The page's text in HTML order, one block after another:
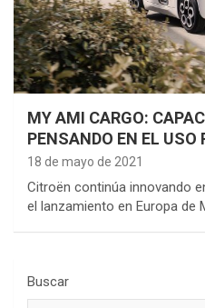
MY AMI CARGO:
PENSANDO EN EL USO
18 de mayo de 2021
Citroën continúa innovando
el lanzamiento en Europa de
Buscar